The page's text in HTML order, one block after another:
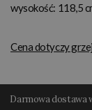
wysokość: 118,5
Cena dotyczy
Darmowa dostawa